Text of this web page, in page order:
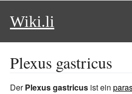
Wiki.li
Plexus gastricus
DerPlexus gastricus ist ein